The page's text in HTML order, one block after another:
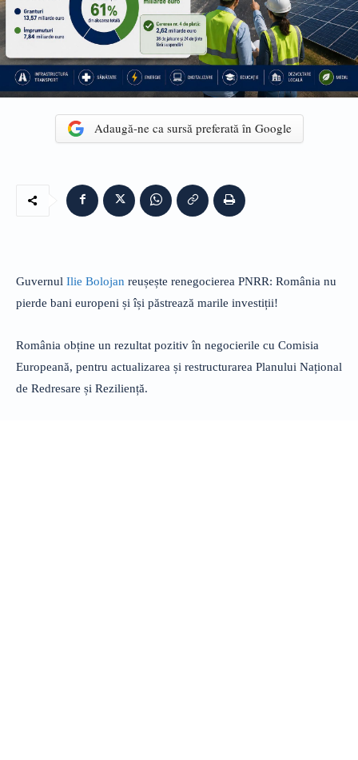
Adaugă-ne ca sursă preferată în Google
Guvernul Ilie Bolojan reușește renegocierea PNRR: România nu
pierde bani europeni și își păstrează marile investiții!
România obține un rezultat pozitiv în negocierile cu Comisia
Europeană, pentru actualizarea și restructurarea Planului Național
de Redresare și Reziliență.